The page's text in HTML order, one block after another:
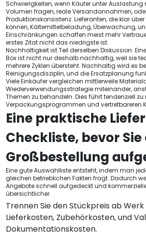
Schwierigkeiten, wenn Käufer unter
Volumen fragen, reale Versandannahmen,
Produktionskonsistenz. Lieferanten, die klar
können, Kältemittelbeladung, Überwachung,
Einschränkungen schaffen meist mehr
erstes Zitat nicht das niedrigste ist.
Nachhaltigkeit ist Teil derselben Diskussion.
Box ist nicht nur deshalb nachhaltig, weil sie
mehrere Zyklen übersteht. Nachhaltig wird es
Reinigungsdisziplin, und die Ersatzplanung
Viele Einkäufer vergleichen mittlerweile
Wiederverwendungsstrategie miteinander,
Themen zu behandeln. Dies führt tendenziell
Verpackungsprogrammen und vertretbareren
Eine praktische
Checkliste, bevor Sie
Großbestellung
Eine gute Auswahlliste entsteht, indem man
gleichen betrieblichen Fakten fragt. Dadurch
Angebote schnell aufgedeckt und
übersichtlicher.
Trennen Sie den Stückpreis ab
Lieferkosten, Zubehörkosten, und
Dokumentationskosten.